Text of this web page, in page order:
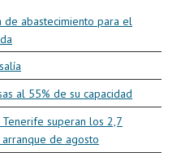
de abastecimiento para el
al 55% de su capacidad
superan los 2,7
de agosto